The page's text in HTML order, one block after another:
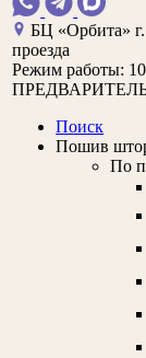
БЦ «Орбита»
проезда
Режим работы:
Поиск
Пошив
По